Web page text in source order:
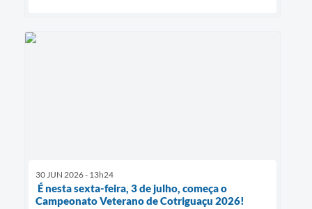
30 JUN 2026 - 13h24
É nesta sexta-feira, 3 de julho, começa o
Campeonato Veterano de Cotriguaçu 2026!